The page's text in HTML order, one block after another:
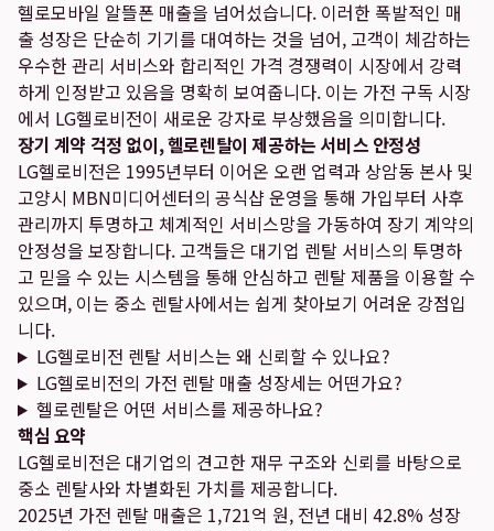
헬로모바일 알뜰폰 매출을 넘어섰습니다. 이러한 폭발적인 매
출 성장은 단순히 기기를 대여하는 것을 넘어, 고객이 체감하는
우수한 관리 서비스와 합리적인 가격 경쟁력이 시장에서 강력
하게 인정받고 있음을 명확히 보여줍니다. 이는 가전 구독 시장
에서 LG헬로비전이 새로운 강자로 부상했음을 의미합니다.
장기 계약 걱정 없이, 헬로렌탈이 제공하는 서비스 안정성
LG헬로비전은 1995년부터 이어온 오랜 업력과 상암동 본사 및
고양시 MBN미디어센터의 공식샵 운영을 통해 가입부터 사후
관리까지 투명하고 체계적인 서비스망을 가동하여 장기 계약의
안정성을 보장합니다. 고객들은 대기업 렌탈 서비스의 투명하
고 믿을 수 있는 시스템을 통해 안심하고 렌탈 제품을 이용할 수
있으며, 이는 중소 렌탈사에서는 쉽게 찾아보기 어려운 강점입
니다.
LG헬로비전 렌탈 서비스는 왜 신뢰할 수 있나요?
LG헬로비전의 가전 렌탈 매출 성장세는 어떤가요?
헬로렌탈은 어떤 서비스를 제공하나요?
핵심 요약
LG헬로비전은 대기업의 견고한 재무 구조와 신뢰를 바탕으로
중소 렌탈사와 차별화된 가치를 제공합니다.
2025년 가전 렌탈 매출은 1,721억 원, 전년 대비 42.8% 성장